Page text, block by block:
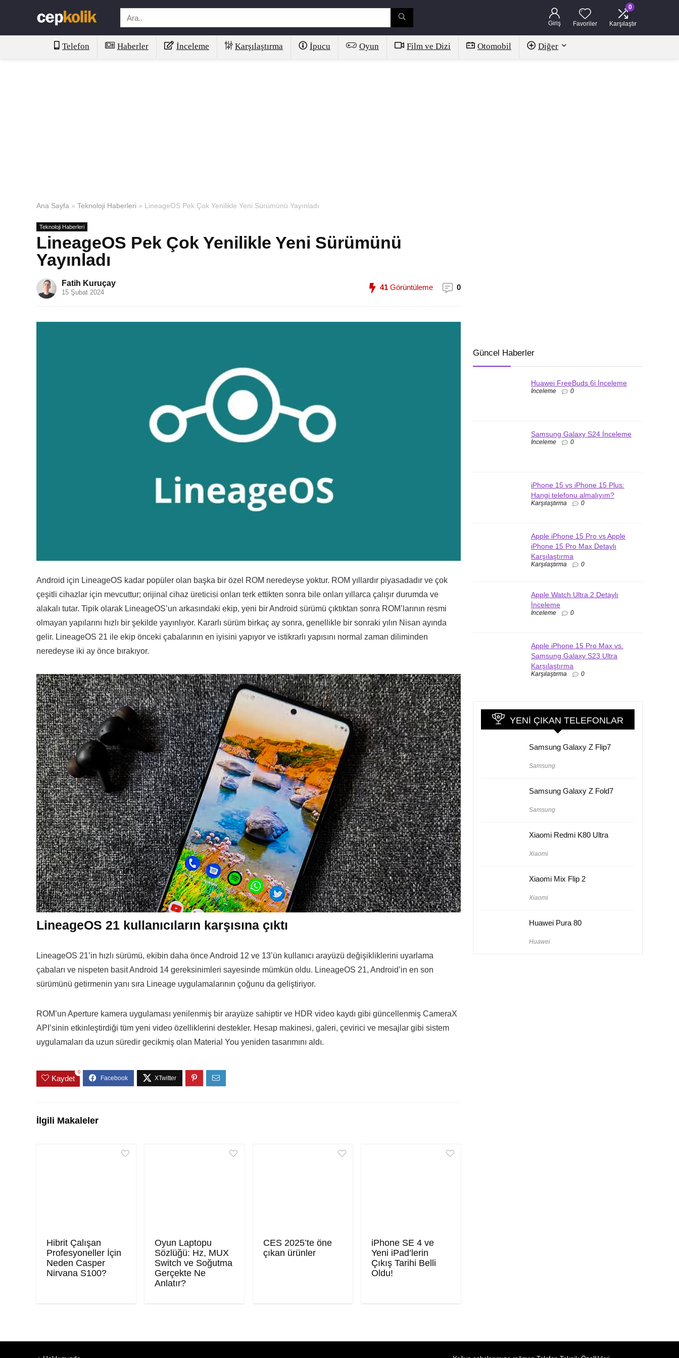
Giriş Favoriler
0
Karşılaştır
Telefon Haberler İnceleme Karşılaştırma İpucu Oyun Film ve Dizi Otomobil Diğer
Ana Sayfa » Teknoloji Haberleri » LineageOS Pek Çok Yenilikle Yeni Sürümünü Yayınladı
Teknoloji Haberleri
LineageOS Pek Çok Yenilikle Yeni Sürümünü
Yayınladı
Fatih Kuruçay
15 Şubat 2024
41 Görüntüleme 0
Android için LineageOS kadar popüler olan başka bir özel ROM neredeyse yoktur. ROM yıllardır piyasadadır ve çok
çeşitli cihazlar için mevcuttur; orijinal cihaz üreticisi onları terk ettikten sonra bile onları yıllarca çalışır durumda ve
alakalı tutar. Tipik olarak LineageOS’un arkasındaki ekip, yeni bir Android sürümü çıktıktan sonra ROM’larının resmi
olmayan yapılarını hızlı bir şekilde yayınlıyor. Kararlı sürüm birkaç ay sonra, genellikle bir sonraki yılın Nisan ayında
gelir. LineageOS 21 ile ekip önceki çabalarının en iyisini yapıyor ve istikrarlı yapısını normal zaman diliminden
neredeyse iki ay önce bırakıyor.
LineageOS 21 kullanıcıların karşısına çıktı
LineageOS 21’in hızlı sürümü, ekibin daha önce Android 12 ve 13’ün kullanıcı arayüzü değişikliklerini uyarlama
çabaları ve nispeten basit Android 14 gereksinimleri sayesinde mümkün oldu. LineageOS 21, Android’in en son
sürümünü getirmenin yanı sıra Lineage uygulamalarının çoğunu da geliştiriyor.
ROM’un Aperture kamera uygulaması yenilenmiş bir arayüze sahiptir ve HDR video kaydı gibi güncellenmiş CameraX
API’sinin etkinleştirdiği tüm yeni video özelliklerini destekler. Hesap makinesi, galeri, çevirici ve mesajlar gibi sistem
uygulamaları da uzun süredir gecikmiş olan Material You yeniden tasarımını aldı.
Kaydet
0
İlgili Makaleler
Hibrit Çalışan
Profesyoneller İçin
Neden Casper
Nirvana S100?
Oyun Laptopu
Sözlüğü: Hz, MUX
Switch ve Soğutma
Gerçekte Ne
Anlatır?
CES 2025’te öne
çıkan ürünler
iPhone SE 4 ve
Yeni iPad’lerin
Çıkış Tarihi Belli
Oldu!
Güncel Haberler
Huawei FreeBuds 6i İnceleme
İnceleme 0
Samsung Galaxy S24 İnceleme
İnceleme 0
iPhone 15 vs iPhone 15 Plus:
Hangi telefonu almalıyım?
Karşılaştırma 0
Apple iPhone 15 Pro vs Apple
iPhone 15 Pro Max Detaylı
Karşılaştırma
Karşılaştırma 0
Apple Watch Ultra 2 Detaylı
İnceleme
İnceleme 0
Apple iPhone 15 Pro Max vs.
Samsung Galaxy S23 Ultra
Karşılaştırma
Karşılaştırma 0
YENI ÇIKAN TELEFONLAR
Samsung Galaxy Z Flip7
Samsung
Samsung Galaxy Z Fold7
Samsung
Xiaomi Redmi K80 Ultra
Xiaomi
Xiaomi Mix Flip 2
Xiaomi
Huawei Pura 80
Huawei